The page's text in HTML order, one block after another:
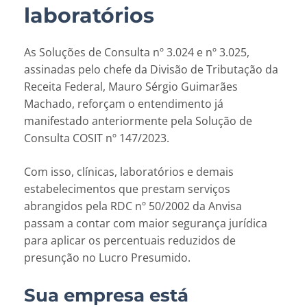
laboratórios
As Soluções de Consulta nº 3.024 e nº 3.025,
assinadas pelo chefe da Divisão de Tributação da
Receita Federal, Mauro Sérgio Guimarães
Machado, reforçam o entendimento já
manifestado anteriormente pela Solução de
Consulta COSIT nº 147/2023.
Com isso, clínicas, laboratórios e demais
estabelecimentos que prestam serviços
abrangidos pela RDC nº 50/2002 da Anvisa
passam a contar com maior segurança jurídica
para aplicar os percentuais reduzidos de
presunção no Lucro Presumido.
Sua empresa está